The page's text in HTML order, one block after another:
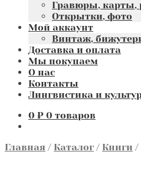
Гравюры, карты,
Открытки, фото
Мой аккаунт
Винтаж,
Доставка и оплата
Мы покупаем
О нас
Контакты
Лингвистика и
0 ₽ 0 товаров
Главная / Каталог / Книги /